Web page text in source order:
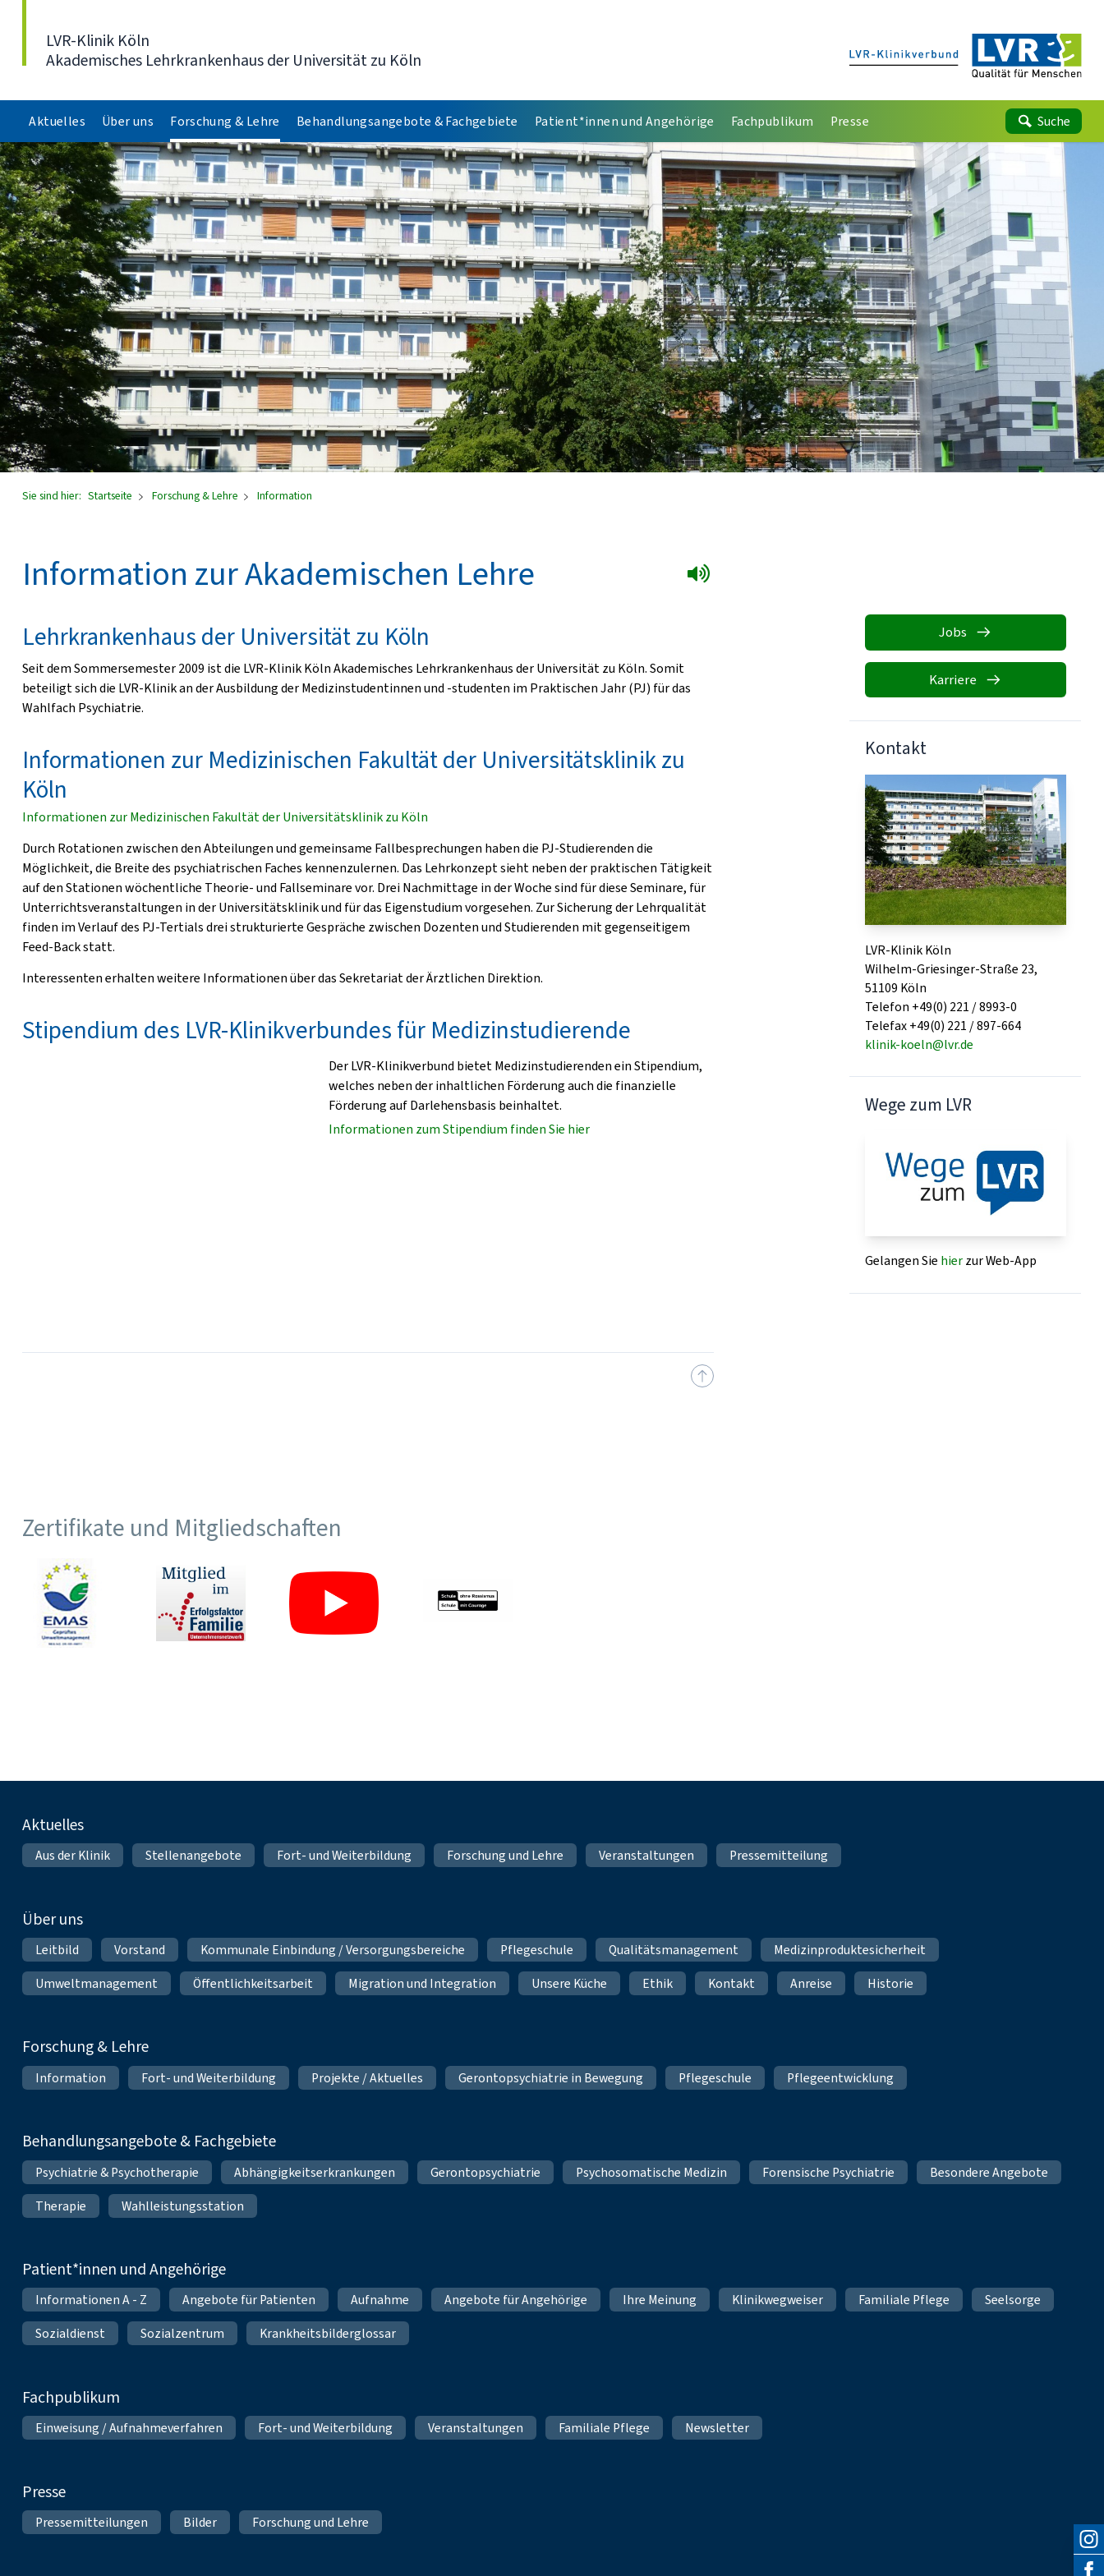
LVR-Klinik Köln
Akademisches Lehrkrankenhaus der Universität zu Köln
Aktuelles Über uns Forschung & Lehre Behandlungsangebote & Fachgebiete Patient*innen und Angehörige Fachpublikum Presse Suche
Sie sind hier: Startseite Forschung & Lehre Information
Information zur Akademischen Lehre
Lehrkrankenhaus der Universität zu Köln
Seit dem Sommersemester 2009 ist die LVR-Klinik Köln Akademisches Lehrkrankenhaus der Universität zu Köln. Somit
beteiligt sich die LVR-Klinik an der Ausbildung der Medizinstudentinnen und -studenten im Praktischen Jahr (PJ) für das
Wahlfach Psychiatrie.
Informationen zur Medizinischen Fakultät der Universitätsklinik zu
Köln
Informationen zur Medizinischen Fakultät der Universitätsklinik zu Köln
Durch Rotationen zwischen den Abteilungen und gemeinsame Fallbesprechungen haben die PJ-Studierenden die
Möglichkeit, die Breite des psychiatrischen Faches kennenzulernen. Das Lehrkonzept sieht neben der praktischen Tätigkeit
auf den Stationen wöchentliche Theorie- und Fallseminare vor. Drei Nachmittage in der Woche sind für diese Seminare, für
Unterrichtsveranstaltungen in der Universitätsklinik und für das Eigenstudium vorgesehen. Zur Sicherung der Lehrqualität
finden im Verlauf des PJ-Tertials drei strukturierte Gespräche zwischen Dozenten und Studierenden mit gegenseitigem
Feed-Back statt.
Interessenten erhalten weitere Informationen über das Sekretariat der Ärztlichen Direktion.
Stipendium des LVR-Klinikverbundes für Medizinstudierende
Der LVR-Klinikverbund bietet Medizinstudierenden ein Stipendium,
welches neben der inhaltlichen Förderung auch die finanzielle
Förderung auf Darlehensbasis beinhaltet.
Informationen zum Stipendium finden Sie hier
Jobs
Karriere
Kontakt
LVR-Klinik Köln
Wilhelm-Griesinger-Straße 23,
51109 Köln
Telefon +49(0) 221 / 8993-0
Telefax +49(0) 221 / 897-664
klinik-koeln@lvr.de
Wege zum LVR
Gelangen Sie hierzur Web-App
Zertifikate und Mitgliedschaften
Fußnavigation
Aktuelles
Aus der Klinik Stellenangebote Fort- und Weiterbildung Forschung und Lehre Veranstaltungen Pressemitteilung
Über uns
Leitbild Vorstand Kommunale Einbindung / Versorgungsbereiche Pflegeschule Qualitätsmanagement
Medizinproduktesicherheit
Umweltmanagement
Öffentlichkeitsarbeit Migration und Integration Unsere Küche Ethik Kontakt Anreise Historie
Forschung & Lehre
Information Fort- und Weiterbildung Projekte / Aktuelles Gerontopsychiatrie in Bewegung Pflegeschule Pflegeentwicklung
Behandlungsangebote & Fachgebiete
Psychiatrie & Psychotherapie Abhängigkeitserkrankungen Gerontopsychiatrie Psychosomatische Medizin Forensische Psychiatrie
Besondere Angebote
Therapie
Wahlleistungsstation
Patient*innen und Angehörige
Informationen A - Z Angebote für Patienten Aufnahme Angebote für Angehörige Ihre Meinung Klinikwegweiser Familiale Pflege
Seelsorge
Sozialdienst
Sozialzentrum Krankheitsbilderglossar
Fachpublikum
Einweisung / Aufnahmeverfahren Fort- und Weiterbildung Veranstaltungen Familiale Pflege Newsletter
Presse
Pressemitteilungen Bilder Forschung und Lehre